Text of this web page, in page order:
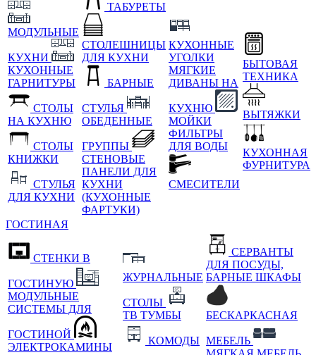
МОДУЛЬНЫЕ
КУХНИ
КУХОННЫЕ
ГАРНИТУРЫ
СТОЛЫ
НА КУХНЮ
СТОЛЫ
КНИЖКИ
СТУЛЬЯ
ДЛЯ КУХНИ
ТАБУРЕТЫ
СТОЛЕШНИЦЫ
ДЛЯ КУХНИ
БАРНЫЕ
СТУЛЬЯ
ОБЕДЕННЫЕ
ГРУППЫ
СТЕНОВЫЕ
ПАНЕЛИ ДЛЯ
КУХНИ
(КУХОННЫЕ
ФАРТУКИ)
КУХОННЫЕ
УГОЛКИ
МЯГКИЕ
ДИВАНЫ НА
КУХНЮ
МОЙКИ
ФИЛЬТРЫ
ДЛЯ ВОДЫ
СМЕСИТЕЛИ
БЫТОВАЯ
ТЕХНИКА
ВЫТЯЖКИ
КУХОННАЯ
ФУРНИТУРА
ГОСТИНАЯ
СТЕНКИ В
ГОСТИНУЮ
МОДУЛЬНЫЕ
СИСТЕМЫ ДЛЯ
ГОСТИНОЙ
ЭЛЕКТРОКАМИНЫ
ЖУРНАЛЬНЫЕ
СТОЛЫ
ТВ ТУМБЫ
КОМОДЫ
СЕРВАНТЫ
ДЛЯ ПОСУДЫ,
БАРНЫЕ ШКАФЫ
БЕСКАРКАСНАЯ
МЕБЕЛЬ